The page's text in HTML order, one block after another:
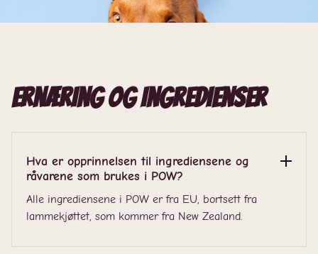
Ernæring og ingredienser
Hva er opprinnelsen til ingrediensene og
råvarene som brukes i POW?
Alle ingrediensene i POW er fra EU, bortsett fra
lammekjøttet, som kommer fra New Zealand.